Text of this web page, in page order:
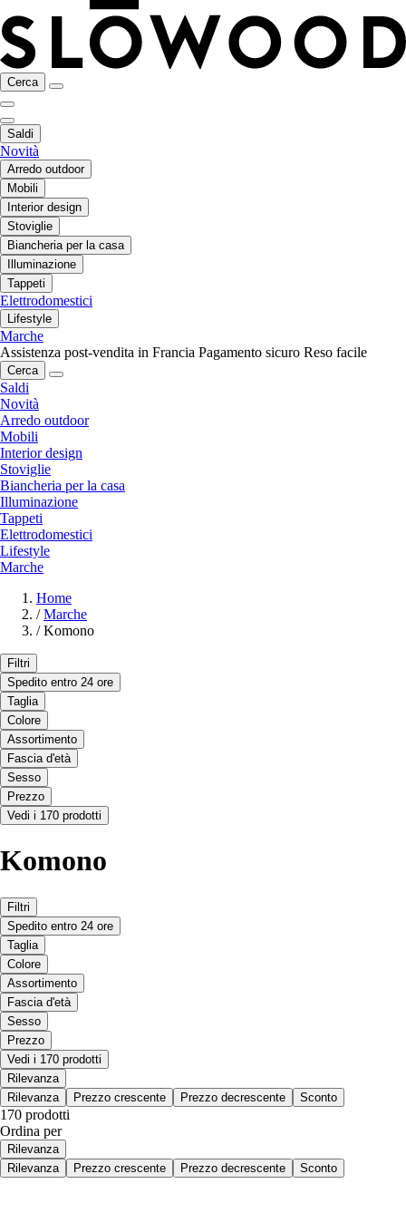
Cerca
Saldi
Novità
Arredo outdoor
Mobili
Interior design
Stoviglie
Biancheria per la casa
Illuminazione
Tappeti
Elettrodomestici
Lifestyle
Marche
Assistenza post-vendita in Francia Pagamento sicuro Reso facile
Cerca
Saldi
Novità
Arredo outdoor
Mobili
Interior design
Stoviglie
Biancheria per la casa
Illuminazione
Tappeti
Elettrodomestici
Lifestyle
Marche
Home
/ Marche
/ Komono
Filtri
Spedito entro 24 ore
Taglia
Colore
Assortimento
Fascia d'età
Sesso
Prezzo
Vedi i 170 prodotti
Komono
Filtri
Spedito entro 24 ore
Taglia
Colore
Assortimento
Fascia d'età
Sesso
Prezzo
Vedi i 170 prodotti
Rilevanza
Rilevanza
Prezzo crescente Prezzo decrescente Sconto
170 prodotti
Ordina per
Rilevanza
Rilevanza
Prezzo crescente Prezzo decrescente Sconto